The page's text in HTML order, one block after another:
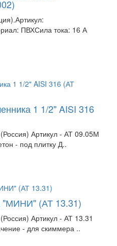
ПВХСила тока: 16 А
1 1/2" AISI 316
Артикул - АТ 09.05М
- под плитку Д..
"МИНИ" (АТ 13.31)
Артикул - АТ 13.31
- для скиммера ..